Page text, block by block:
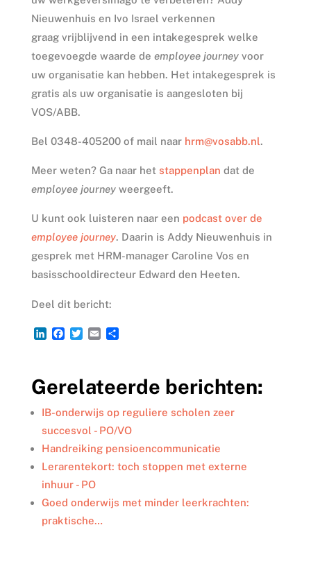
Nieuwenhuis en Ivo Israel verkennen
graag vrijblijvend in een intakegesprek welke
toegevoegde waarde de employee journeyvoor
uw organisatie kan hebben. Het intakegesprek is
gratis als uw organisatie is aangesloten bij
VOS/ABB.
Bel 0348-405200 of mail naar hrm@vosabb.nl.
Meer weten? Ga naar het stappenplan dat de
employee journeyweergeeft.
U kunt ook luisteren naar een podcast over de
employee journey. Daarin is Addy Nieuwenhuis in
gesprek met HRM-manager Caroline Vos en
basisschooldirecteur Edward den Heeten.
Deel dit bericht:
L
e
d
I
n
F
b
o
o
k
T
t
e
r
E
l
D
n
Gerelateerde berichten:
IB-onderwijs op reguliere scholen zeer
succesvol - PO/VO
Handreiking pensioencommunicatie
Lerarentekort: toch stoppen met externe
inhuur - PO
Goed onderwijs met minder leerkrachten:
praktische…